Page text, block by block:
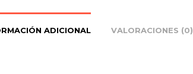
ADICIONAL VALORACIONES (0)